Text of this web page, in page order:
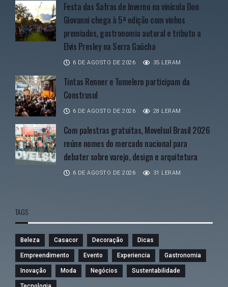
Festa das Safras de Inverno na vinícola Don
Giovanni chega à 5ª edição com vinhos
premiados, gastronomia autoral e tributo a
Elvis Presley na Serra Gaúcha
6 DE AGOSTO DE 2026 35 LERAM
Tintas Renner e Tumelero participam da
Construsul
6 DE AGOSTO DE 2026 28 LERAM
Com palestras gratuitas, Movelsul Brasil 2026
reúne nomes do mercado nacional para
debater sobre varejo, design e arquitetura
6 DE AGOSTO DE 2026 31 LERAM
TAGS
Beleza Casacor Decoração Dicas
Empreendimento Evento Experiencia Gastronomia
Inovação Moda Negócios Sustentabilidade